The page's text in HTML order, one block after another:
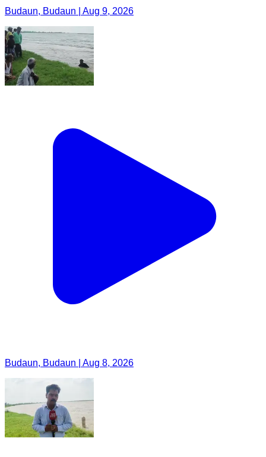
Budaun, Budaun | Aug 9, 2026
Budaun, Budaun | Aug 8, 2026